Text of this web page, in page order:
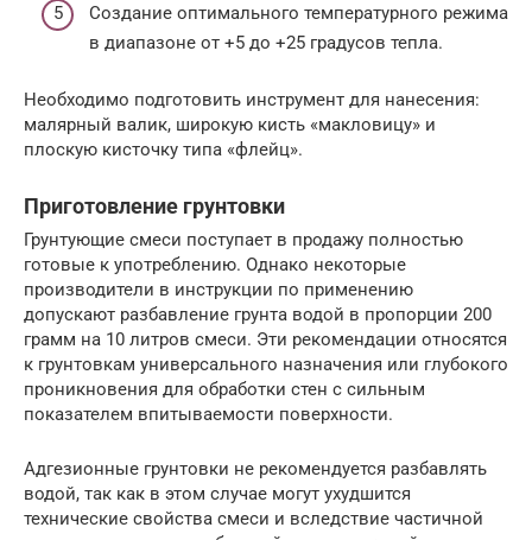
Создание оптимального температурного режима
в диапазоне от +5 до +25 градусов тепла.
Необходимо подготовить инструмент для нанесения:
малярный валик, широкую кисть «макловицу» и
плоскую кисточку типа «флейц».
Приготовление грунтовки
Грунтующие смеси поступает в продажу полностью
готовые к употреблению. Однако некоторые
производители в инструкции по применению
допускают разбавление грунта водой в пропорции 200
грамм на 10 литров смеси. Эти рекомендации относятся
к грунтовкам универсального назначения или глубокого
проникновения для обработки стен с сильным
показателем впитываемости поверхности.
Адгезионные грунтовки не рекомендуется разбавлять
водой, так как в этом случае могут ухудшится
технические свойства смеси и вследствие частичной